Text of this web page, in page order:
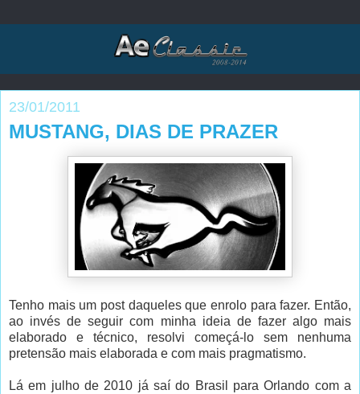
23/01/2011
MUSTANG, DIAS DE PRAZER
Tenho mais um post daqueles que enrolo para fazer. Então,
ao invés de seguir com minha ideia de fazer algo mais
elaborado e técnico, resolvi começá-lo sem nenhuma
pretensão mais elaborada e com mais pragmatismo.
Lá em julho de 2010 já saí do Brasil para Orlando com a